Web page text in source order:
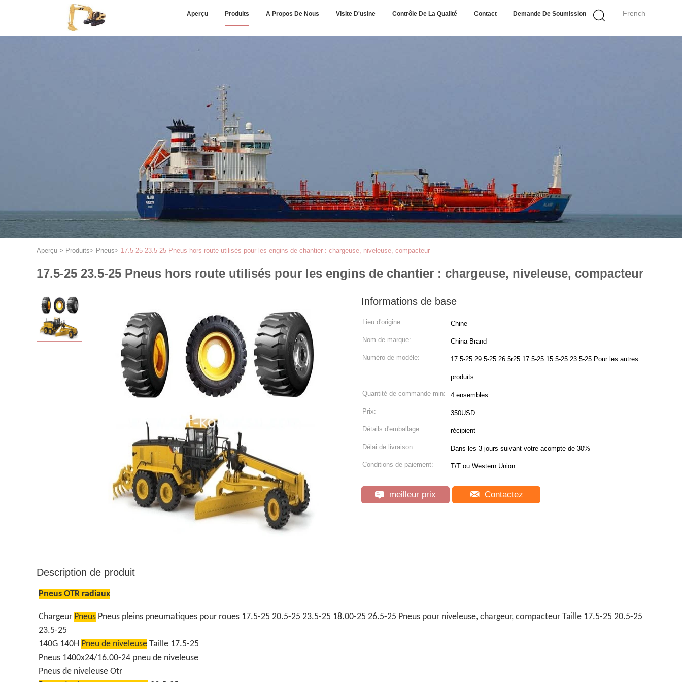
French
Aperçu Produits A Propos De Nous Visite D'usine Contrôle De La Qualité Contact Demande De Soumission
Aperçu > Produits> Pneus> 17.5-25 23.5-25 Pneus hors route utilisés pour les engins de chantier : chargeuse, niveleuse, compacteur
17.5-25 23.5-25 Pneus hors route utilisés pour les engins de chantier : chargeuse, niveleuse, compacteur
Informations de base
Lieu d'origine: Chine
Nom de marque: China Brand
Numéro de modèle: 17.5-25 29.5-25 26.5r25 17.5-25 15.5-25 23.5-25 Pour les autres
produits
Quantité de commande min: 4 ensembles
Prix: 350USD
Détails d'emballage: récipient
Délai de livraison: Dans les 3 jours suivant votre acompte de 30%
Conditions de paiement: T/T ou Western Union
meilleur prix Contactez
Description de produit
Pneus OTR radiaux
Chargeur Pneus Pneus pleins pneumatiques pour roues 17.5-25 20.5-25 23.5-25 18.00-25 26.5-25 Pneus pour niveleuse, chargeur, compacteur Taille 17.5-25 20.5-25
23.5-25
140G 140H Pneu de niveleuse Taille 17.5-25
Pneus 1400x24/16.00-24 pneu de niveleuse
Pneus de niveleuse Otr